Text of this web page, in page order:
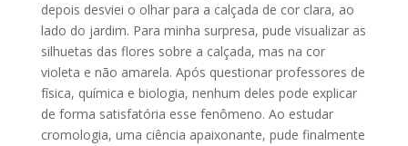
depois desviei o olhar para a calçada de cor clara, ao
lado do jardim. Para minha surpresa, pude visualizar as
silhuetas das flores sobre a calçada, mas na cor
violeta e não amarela. Após questionar professores de
física, química e biologia, nenhum deles pode explicar
de forma satisfatória esse fenômeno. Ao estudar
cromologia, uma ciência apaixonante, pude finalmente